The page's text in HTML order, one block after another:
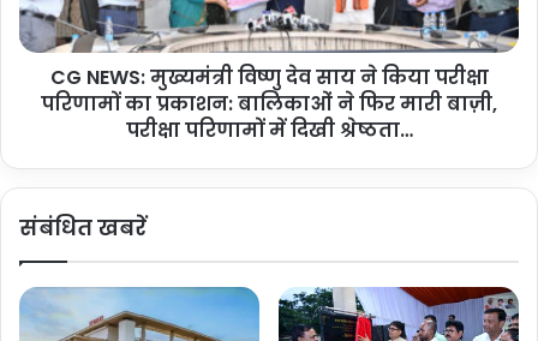
प
री
म
षि
मु
ख्य
ख्य
सा
कि
या
CG NEWS: मुख्यमंत्री विष्णु देव साय ने किया परीक्षा
परिणामों का प्रकाशन: बालिकाओं ने फिर मारी बाज़ी,
परीक्षा परिणामों में दिखी श्रेष्ठता…
संबंधित खबरें